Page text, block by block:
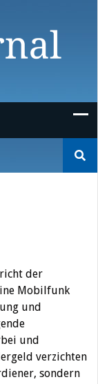
nach:
der
Mobilfunk
und
und
verzichten
sondern